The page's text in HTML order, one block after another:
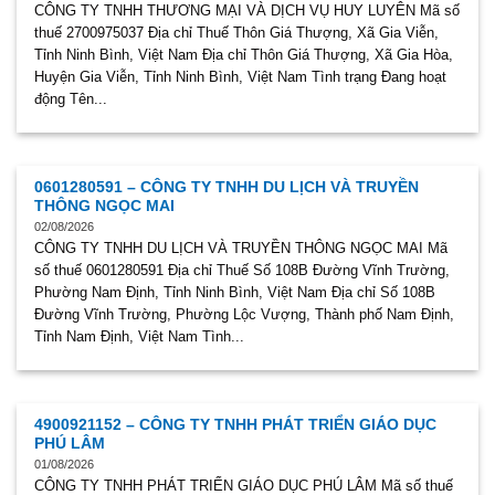
CÔNG TY TNHH THƯƠNG MẠI VÀ DỊCH VỤ HUY LUYÊN Mã số
thuế 2700975037 Địa chỉ Thuế Thôn Giá Thượng, Xã Gia Viễn,
Tỉnh Ninh Bình, Việt Nam Địa chỉ Thôn Giá Thượng, Xã Gia Hòa,
Huyện Gia Viễn, Tỉnh Ninh Bình, Việt Nam Tình trạng Đang hoạt
động Tên...
0601280591 – CÔNG TY TNHH DU LỊCH VÀ TRUYỀN
THÔNG NGỌC MAI
02/08/2026
CÔNG TY TNHH DU LỊCH VÀ TRUYỀN THÔNG NGỌC MAI Mã
số thuế 0601280591 Địa chỉ Thuế Số 108B Đường Vĩnh Trường,
Phường Nam Định, Tỉnh Ninh Bình, Việt Nam Địa chỉ Số 108B
Đường Vĩnh Trường, Phường Lộc Vượng, Thành phố Nam Định,
Tỉnh Nam Định, Việt Nam Tình...
4900921152 – CÔNG TY TNHH PHÁT TRIỂN GIÁO DỤC
PHÚ LÂM
01/08/2026
CÔNG TY TNHH PHÁT TRIỂN GIÁO DỤC PHÚ LÂM Mã số thuế